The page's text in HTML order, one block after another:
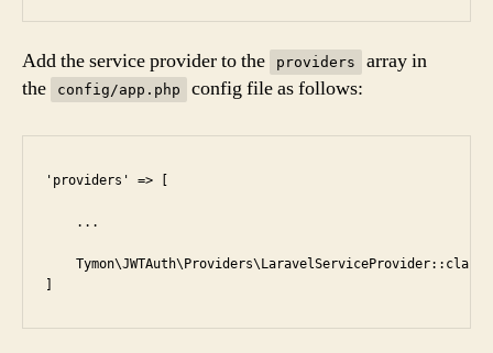
Add the service provider to the providers
array in
the
config/app.php config file as follows:
'providers' => [
    ...
    Tymon\JWTAuth\Providers\LaravelServiceProvider::class,
]